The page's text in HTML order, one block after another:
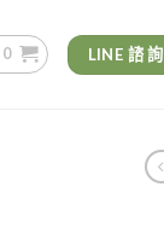
0 LINE 諮 詢